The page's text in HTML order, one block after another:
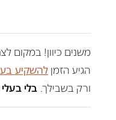
משנים כיוון! במקום
הגיע הזמן להשקיע
ורק בשבילך. בלי